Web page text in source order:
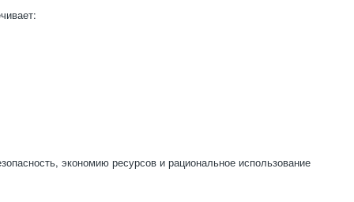
экономию ресурсов и рациональное использование